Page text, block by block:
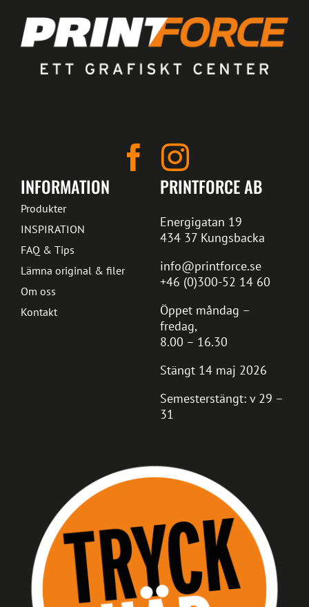
PRINTFORCE AB
Energigatan 19
434 37 Kungsbacka
info@printforce.se
+46 (0)300-52 14 60
Öppet måndag –
fredag,
8.00 – 16.30
Stängt 14 maj 2026
Semesterstängt: v 29 –
31
INFORMATION
Produkter
INSPIRATION
FAQ & Tips
Lämna original & filer
Om oss
Kontakt